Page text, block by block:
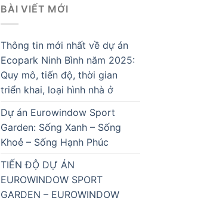
BÀI VIẾT MỚI
Thông tin mới nhất về dự án
Ecopark Ninh Bình năm 2025:
Quy mô, tiến độ, thời gian
triển khai, loại hình nhà ở
Dự án Eurowindow Sport
Garden: Sống Xanh – Sống
Khoẻ – Sống Hạnh Phúc
TIẾN ĐỘ DỰ ÁN
EUROWINDOW SPORT
GARDEN – EUROWINDOW